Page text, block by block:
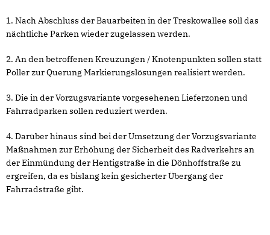
1. Nach Abschluss der Bauarbeiten in der Treskowallee soll das
nächtliche Parken wieder zugelassen werden.
2. An den betroffenen Kreuzungen / Knotenpunkten sollen statt
Poller zur Querung Markierungslösungen realisiert werden.
3. Die in der Vorzugsvariante vorgesehenen Lieferzonen und
Fahrradparken sollen reduziert werden.
4. Darüber hinaus sind bei der Umsetzung der Vorzugsvariante
Maßnahmen zur Erhöhung der Sicherheit des Radverkehrs an
der Einmündung der Hentigstraße in die Dönhoffstraße zu
ergreifen, da es bislang kein gesicherter Übergang der
Fahrradstraße gibt.